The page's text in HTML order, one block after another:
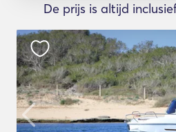
De prijs is altijd